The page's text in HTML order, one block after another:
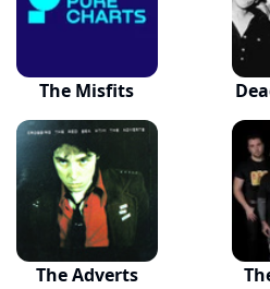
The Misfits
The Adverts